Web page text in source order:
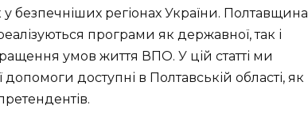
безпечніших регіонах України. Полтавщина
програми як державної, так і
умов життя ВПО. У цій статті ми
доступні в Полтавській області, як